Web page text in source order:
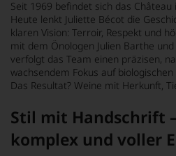
Seit 1969 befindet sich das Château
Heute lenkt Juliette Bécot die
klaren Vision: Terroir, Respekt und
mit dem Önologen Julien Barthe
verfolgt das Team einen präzisen,
wachsendem Fokus auf
Das Resultat? Weine mit Herkunft,
Stil mit Handschrift
komplex und voller